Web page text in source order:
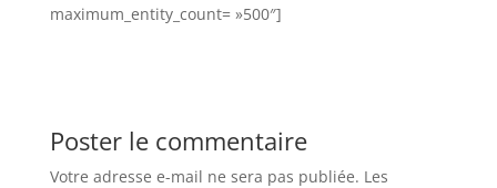
maximum_entity_count= »500″]
Poster le commentaire
Votre adresse e-mail ne sera pas publiée. Les